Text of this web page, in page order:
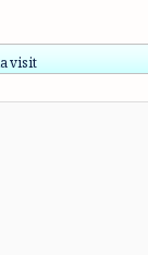
visit